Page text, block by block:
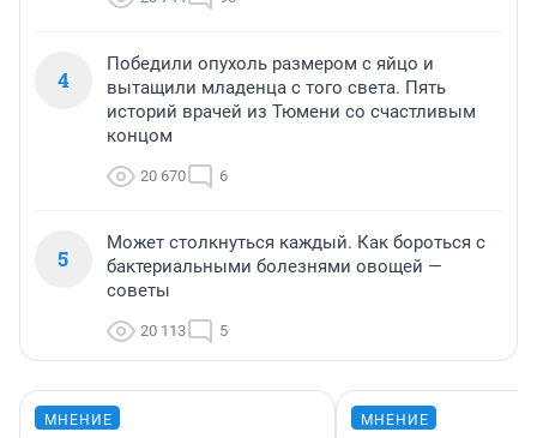
4
Победили опухоль размером с яйцо и
вытащили младенца с того света. Пять
историй врачей из Тюмени со счастливым
концом
20 670 6
5
Может столкнуться каждый. Как бороться с
бактериальными болезнями овощей —
советы
20 113 5
МНЕНИЕ МНЕНИЕ